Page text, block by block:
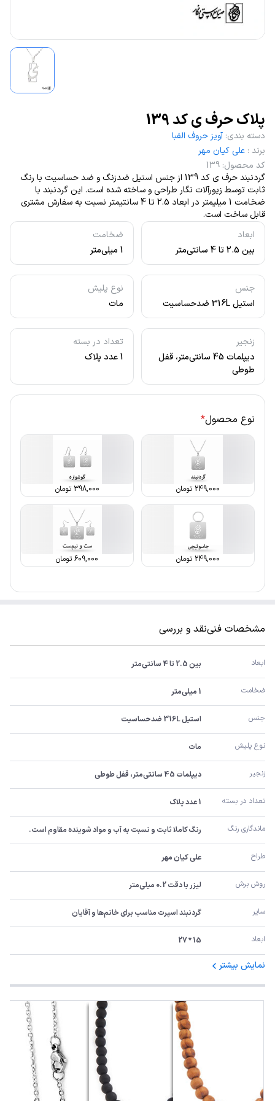
پلاک حرف ی کد 139
ابعاد
بین 2.5 تا 4 سانتی‌متر
ضخامت
1 میلی‌متر
جنس
استیل 316L ضدحساسیت
نوع پلیش
مات
زنجیر
دیپلمات 45 سانتی‌متر، قفل
طوطی
تعداد در بسته
1 عدد پلاک
دسته بندی: آویز حروف الفبا
برند : علی کیان مهر
کد محصول:
139
گردنبند حرف ی کد 139 از جنس استیل ضدزنگ و ضد حساسیت با رنگ
ثابت توسط زیورآلات نگار طراحی و ساخته شده است. این گردنبند با
ضخامت 1 میلیمتر در ابعاد 2.5 تا 4 سانتیمتر نسبت به سفارش مشتری
قابل ساخت است.
نوع محصول*
249,000 تومان 398,000 تومان
249,000 تومان 609,000تومان
مشخصات فنینقد و بررسی
ابعاد بین 2.5 تا 4 سانتی‌متر
ضخامت 1 میلی‌متر
جنس استیل 316L ضدحساسیت
نوع پلیش مات
زنجیر دیپلمات 45 سانتی‌متر، قفل طوطی
تعداد در بسته 1 عدد پلاک
ماندگاری رنگ رنگ کاملا ثابت و نسبت به آب و مواد شوینده مقاوم است.
طراح علی کیان مهر
روش برش لیزر با دقت 0.2 میلی‌متر
سایر گردنبند اسپرت مناسب برای خانم‌ها و آقایان
ابعاد 15 * 27
نمایش بیشتر